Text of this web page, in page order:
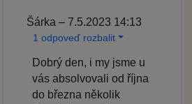
Šárka – 7.5.2023 14:13
1 odpoveď rozbalit
Dobrý den, i my jsme u
vás absolvovali od října
do března několik